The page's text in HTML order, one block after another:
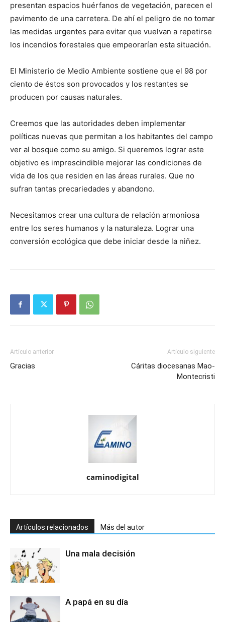
presentan espacios huérfanos de vegetación, parecen el
pavimento de una carretera. De ahí el peligro de no tomar
las medidas urgentes para evitar que vuelvan a repetirse
los incendios forestales que empeorarían esta situación.
El Ministerio de Medio Ambiente sostiene que el 98 por
ciento de éstos son provocados y los restantes se
producen por causas naturales.
Creemos que las autoridades deben implementar
políticas nuevas que permitan a los habitantes del campo
ver al bosque como su amigo. Si queremos lograr este
objetivo es imprescindible mejorar las condiciones de
vida de los que residen en las áreas rurales. Que no
sufran tantas precariedades y abandono.
Necesitamos crear una cultura de relación armoniosa
entre los seres humanos y la naturaleza. Lograr una
conversión ecológica que debe iniciar desde la niñez.
Artículo anterior
Gracias
Artículo siguiente
Cáritas diocesanas Mao-
Montecristi
caminodigital
Artículos relacionados Más del autor
Una mala decisión
A papá en su día